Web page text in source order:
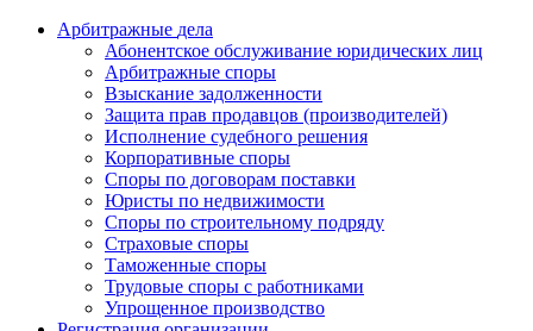
Арбитражные дела
Абонентское обслуживание юридических лиц
Арбитражные споры
Взыскание задолженности
Защита прав продавцов (производителей)
Исполнение судебного решения
Корпоративные споры
Споры по договорам поставки
Юристы по недвижимости
Споры по строительному подряду
Страховые споры
Таможенные споры
Трудовые споры с работниками
Упрощенное производство